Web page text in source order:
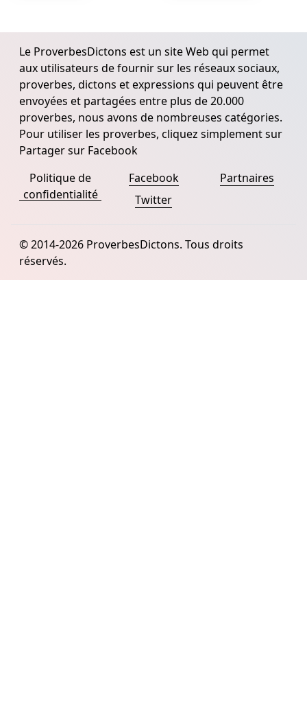
Le ProverbesDictons est un site Web qui permet
aux utilisateurs de fournir sur les réseaux sociaux,
proverbes, dictons et expressions qui peuvent être
envoyées et partagées entre plus de 20.000
proverbes, nous avons de nombreuses catégories.
Pour utiliser les proverbes, cliquez simplement sur
Partager sur Facebook
Politique de
confidentialité
Facebook
Twitter
Partnaires
© 2014-2026 ProverbesDictons. Tous droits
réservés.